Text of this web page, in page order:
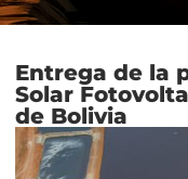
Entrega de la
Solar
de Bolivia